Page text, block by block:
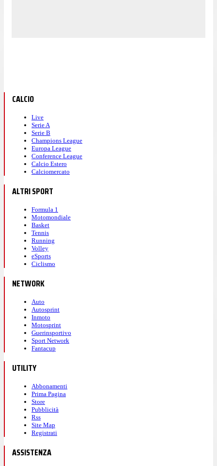
CALCIO
Live
Serie A
Serie B
Champions League
Europa League
Conference League
Calcio Estero
Calciomercato
ALTRI SPORT
Formula 1
Motomondiale
Basket
Tennis
Running
Volley
eSports
Ciclismo
NETWORK
Auto
Autosprint
Inmoto
Motosprint
Guerinsportivo
Sport Network
Fantacup
UTILITY
Abbonamenti
Prima Pagina
Store
Pubblicità
Rss
Site Map
Registrati
ASSISTENZA